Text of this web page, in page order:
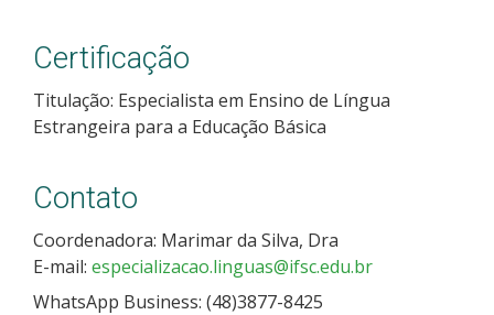
Certificação
Titulação: Especialista em Ensino de Língua
Estrangeira para a Educação Básica
Contato
Coordenadora: Marimar da Silva, Dra
E-mail: especializacao.linguas@ifsc.edu.br
WhatsApp Business: (48)3877-8425